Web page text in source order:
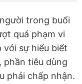
trong buổi
quá phạm vi
sự hiểu biết
phần tiêu dùng
phải chấp nhận.